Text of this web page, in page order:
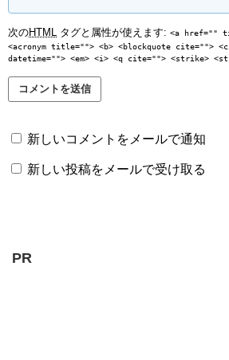
次のHTML タグと属性が使えます: <a href=""
<acronym title=""> <b> <blockquote cite="">
datetime=""> <em> <i> <q cite=""> <strike>
新しいコメントをメールで通知
新しい投稿をメールで受け取る
PR